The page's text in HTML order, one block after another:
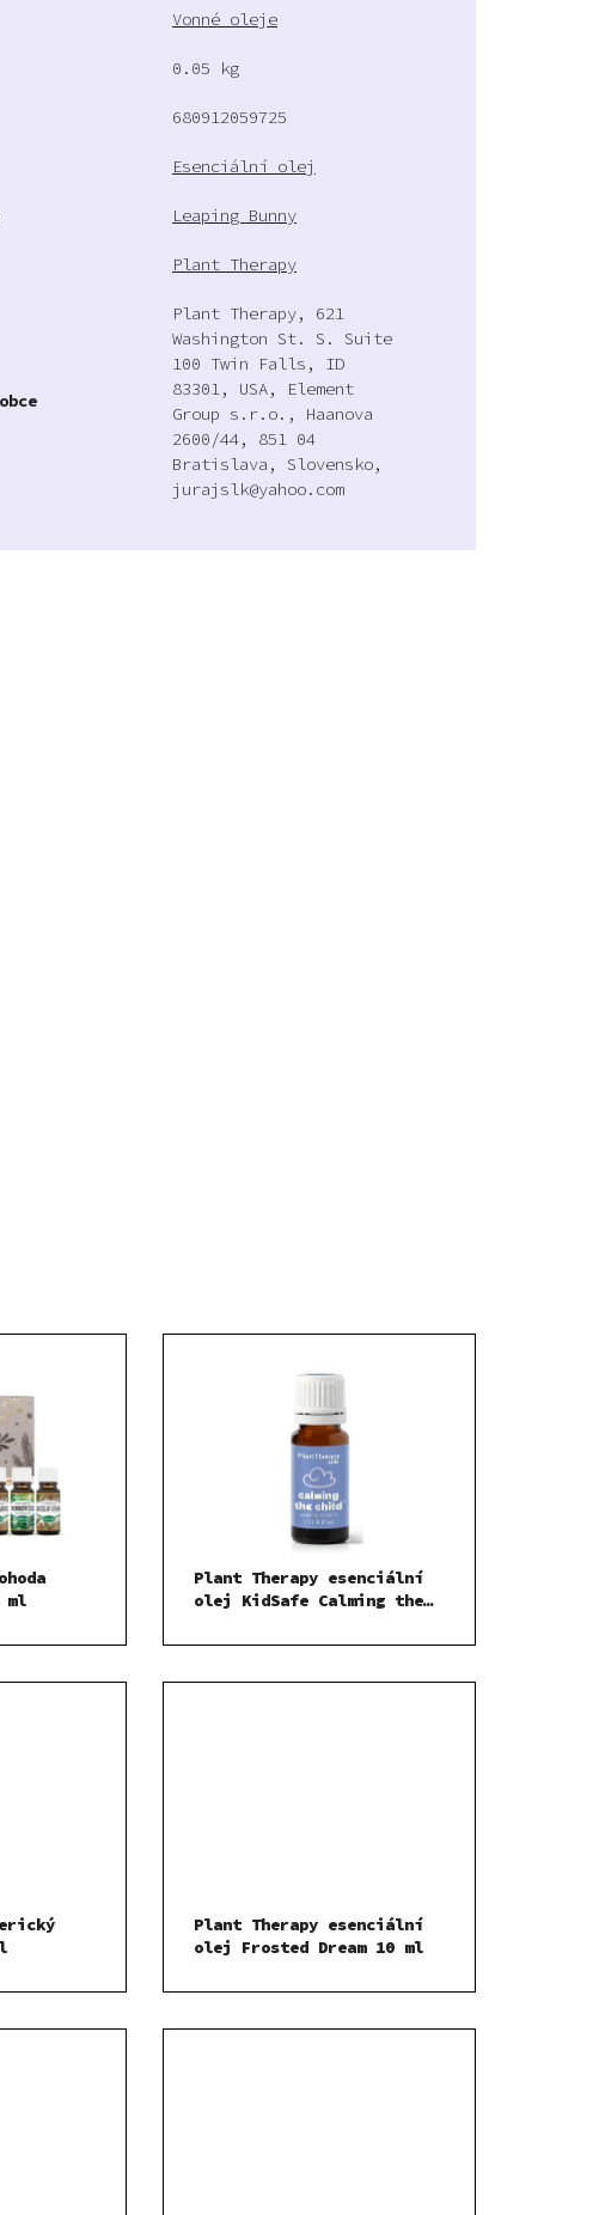
Vonné oleje
0.05 kg
680912059725
Esenciální olej
Leaping Bunny
Plant Therapy
Plant Therapy, 621
Washington St. S. Suite
100 Twin Falls, ID
83301, USA, Element
Group s.r.o., Haanova
2600/44, 851 04
Bratislava, Slovensko,
jurajslk@yahoo.com
ml
Plant Therapy esenciální
olej KidSafe Calming the
Plant Therapy esenciální
olej Frosted Dream 10 ml